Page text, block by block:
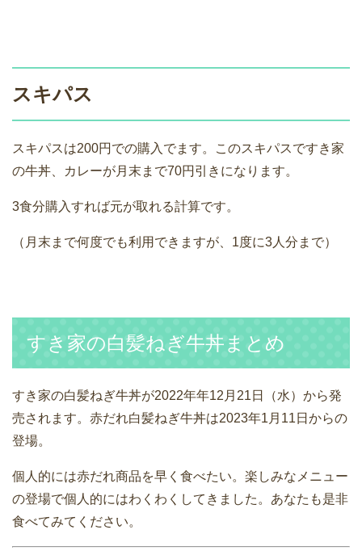
スキパス
スキパスは200円での購入でます。このスキパスですき家
の牛丼、カレーが月末まで70円引きになります。
3食分購入すれば元が取れる計算です。
（月末まで何度でも利用できますが、1度に3人分まで）
すき家の白髪ねぎ牛丼まとめ
すき家の白髪ねぎ牛丼が2022年年12月21日（水）から発
売されます。赤だれ白髪ねぎ牛丼は2023年1月11日からの
登場。
個人的には赤だれ商品を早く食べたい。楽しみなメニュー
の登場で個人的にはわくわくしてきました。あなたも是非
食べてみてください。